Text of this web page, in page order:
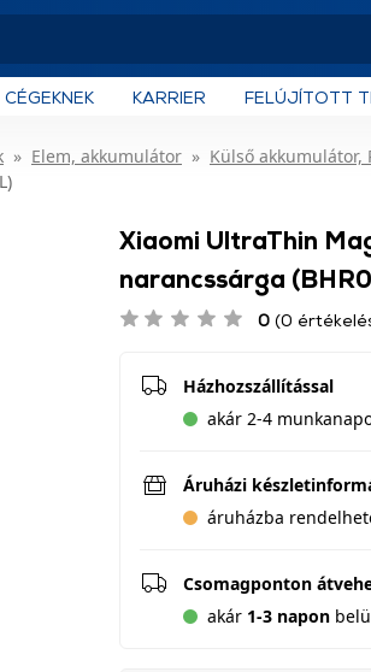
CÉGEKNEK KARRIER FELÚJÍTOTT
Elem, akkumulátor
Külső akkumulátor,
Xiaomi UltraThin
narancssárga
0 (0
Házhozszállítással
akár 2-4
Áruházi
áruházba
Csomagponton
akár 1-3 napon